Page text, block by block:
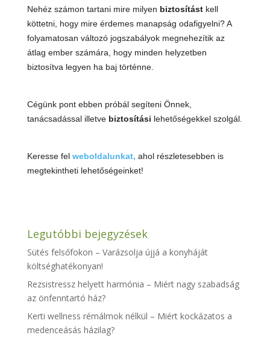
Nehéz számon tartani mire milyen biztosítástkell
köttetni, hogy mire érdemes manapság odafigyelni? A
folyamatosan változó jogszabályok megnehezítik az
átlag ember számára, hogy minden helyzetben
biztosítva legyen ha baj történne.
Cégünk pont ebben próbál segíteni Önnek,
tanácsadással illetve biztosítási lehetőségekkel szolgál.
Keresse fel weboldalunkat, ahol részletesebben is
megtekintheti lehetőségeinket!
Legutóbbi bejegyzések
Sütés felsőfokon – Varázsolja újjá a konyháját
költséghatékonyan!
Rezsistressz helyett harmónia – Miért nagy szabadság
az önfenntartó ház?
Kerti wellness rémálmok nélkül – Miért kockázatos a
medenceásás házilag?